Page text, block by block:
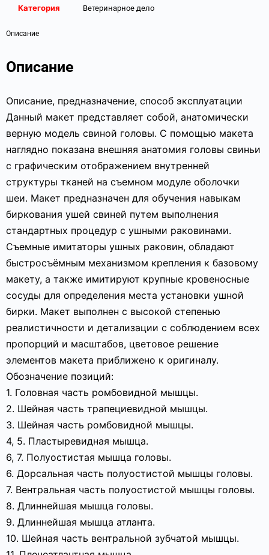
Категория Ветеринарное дело
Описание
Описание
Описание, предназначение, способ эксплуатации
Данный макет представляет собой, анатомически
верную модель свиной головы. С помощью макета
наглядно показана внешняя анатомия головы свиньи
с графическим отображением внутренней
структуры тканей на съемном модуле оболочки
шеи. Макет предназначен для обучения навыкам
биркования ушей свиней путем выполнения
стандартных процедур с ушными раковинами.
Съемные имитаторы ушных раковин, обладают
быстросъёмным механизмом крепления к базовому
макету, а также имитируют крупные кровеносные
сосуды для определения места установки ушной
бирки. Макет выполнен с высокой степенью
реалистичности и детализации с соблюдением всех
пропорций и масштабов, цветовое решение
элементов макета приближено к оригиналу.
Обозначение позиций:
1. Головная часть ромбовидной мышцы.
2. Шейная часть трапециевидной мышцы.
3. Шейная часть ромбовидной мышцы.
4, 5. Пластыревидная мышца.
6, 7. Полуостистая мышца головы.
6. Дорсальная часть полуостистой мышцы головы.
7. Вентральная часть полуостистой мышцы головы.
8. Длиннейшая мышца головы.
9. Длиннейшая мышца атланта.
10. Шейная часть вентральной зубчатой мышцы.